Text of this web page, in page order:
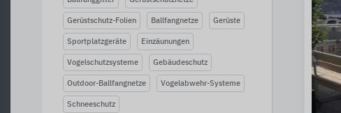
Gerüstschutz-Folien Ballfangnetze Gerüste
Sportplatzgeräte Einzäunungen
Vogelschutzsysteme Gebäudeschutz
Outdoor-Ballfangnetze Vogelabwehr-Systeme
Schneeschutz